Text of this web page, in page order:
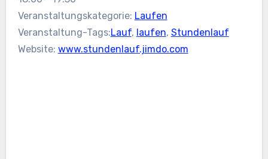
Veranstaltungskategorie: Laufen
Veranstaltung-Tags:Lauf, laufen, Stundenlauf
Website: www.stundenlauf.jimdo.com